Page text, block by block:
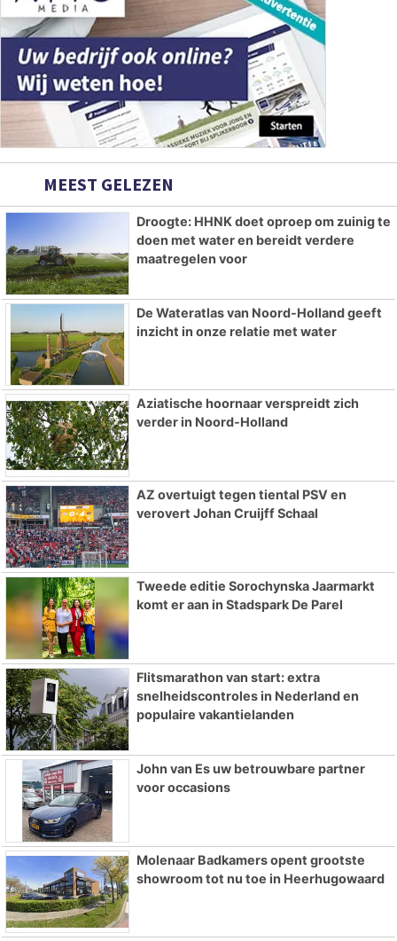
MEEST GELEZEN
Droogte: HHNK doet oproep om zuinig te
doen met water en bereidt verdere
maatregelen voor
De Wateratlas van Noord-Holland geeft
inzicht in onze relatie met water
Aziatische hoornaar verspreidt zich
verder in Noord-Holland
AZ overtuigt tegen tiental PSV en
verovert Johan Cruijff Schaal
Tweede editie Sorochynska Jaarmarkt
komt er aan in Stadspark De Parel
Flitsmarathon van start: extra
snelheidscontroles in Nederland en
populaire vakantielanden
John van Es uw betrouwbare partner
voor occasions
Molenaar Badkamers opent grootste
showroom tot nu toe in Heerhugowaard